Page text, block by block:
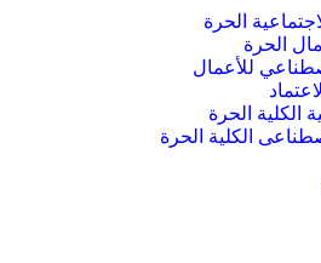
الحرة
الحرة
للأعمال
الكلية الحرة
الكلية الحرة